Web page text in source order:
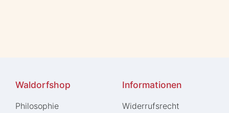
Waldorfshop
Philosophie
Informationen
Widerrufs­recht